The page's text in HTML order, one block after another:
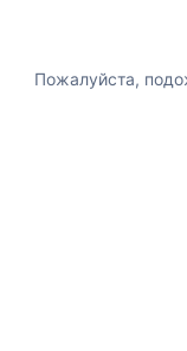
Пожалуйста,